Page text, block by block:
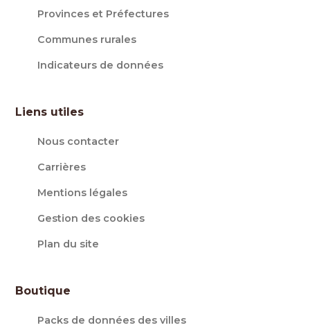
Provinces et Préfectures
Communes rurales
Indicateurs de données
Liens utiles
Nous contacter
Carrières
Mentions légales
Gestion des cookies
Plan du site
Boutique
Packs de données des villes